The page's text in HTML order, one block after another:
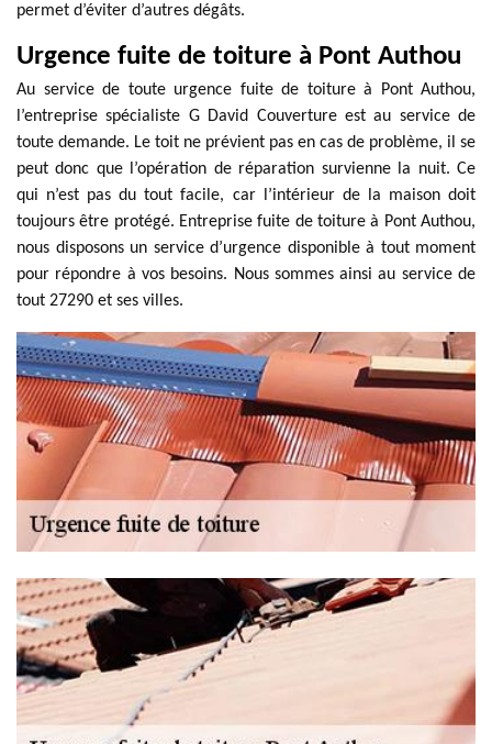
permet d’éviter d’autres dégâts.
Urgence fuite de toiture à Pont Authou
Au service de toute urgence fuite de toiture à Pont Authou,
l’entreprise spécialiste G David Couverture est au service de
toute demande. Le toit ne prévient pas en cas de problème, il se
peut donc que l’opération de réparation survienne la nuit. Ce
qui n’est pas du tout facile, car l’intérieur de la maison doit
toujours être protégé. Entreprise fuite de toiture à Pont Authou,
nous disposons un service d’urgence disponible à tout moment
pour répondre à vos besoins. Nous sommes ainsi au service de
tout 27290 et ses villes.